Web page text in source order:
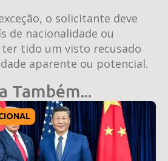
o solicitante deve
de nacionalidade ou
ter tido um visto recusado
aparente ou potencial.
Também...